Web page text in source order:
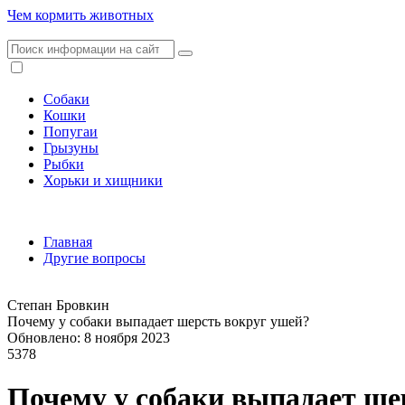
Чем кормить животных
Собаки
Кошки
Попугаи
Грызуны
Рыбки
Хорьки и хищники
Главная
Другие вопросы
Степан Бровкин
Почему у собаки выпадает шерсть вокруг ушей?
Обновлено: 8 ноября 2023
5378
Почему у собаки выпадает